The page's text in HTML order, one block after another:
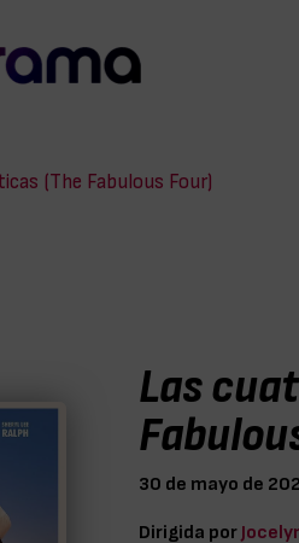
(The Fabulous Four)
Las
30 de mayo de
Dirigida por